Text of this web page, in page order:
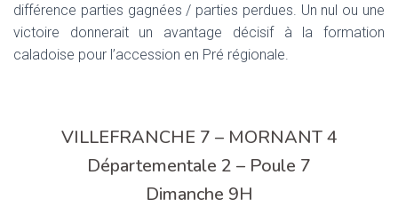
différence parties gagnées / parties perdues. Un nul ou une
victoire donnerait un avantage décisif à la formation
caladoise pour l’accession en Pré régionale.
VILLEFRANCHE 7 – MORNANT 4
Départementale 2 – Poule 7
Dimanche 9H